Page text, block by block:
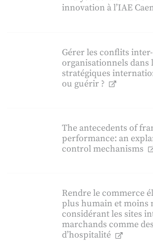
innovation à l’IAE
Gérer les conflits inter-
organisationnels dans
stratégiques
ou guérir ?
The antecedents of
performance: an
control mechanisms
Rendre le commerce
plus humain et moins
considérant les sites
marchands comme
d’hospitalité